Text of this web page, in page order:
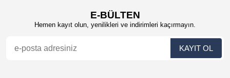
E-BÜLTEN
Hemen kayıt olun, yenilikleri ve indirimleri kaçırmayın.